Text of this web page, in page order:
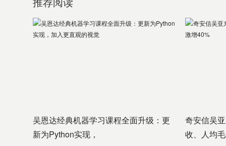
吴恩达经典机器学习课程全面升级：更
新为Python实现，
奇安信吴
收、人均